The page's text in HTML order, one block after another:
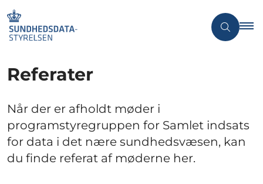
Referater
Når der er afholdt møder i
programstyregruppen for Samlet indsats
for data i det nære sundhedsvæsen, kan
du finde referat af møderne her.